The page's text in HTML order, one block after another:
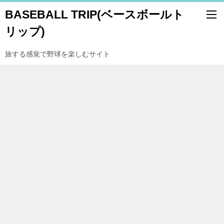
BASEBALL TRIP(ベースボールト
リップ)
旅する感覚で野球を楽しむサイト